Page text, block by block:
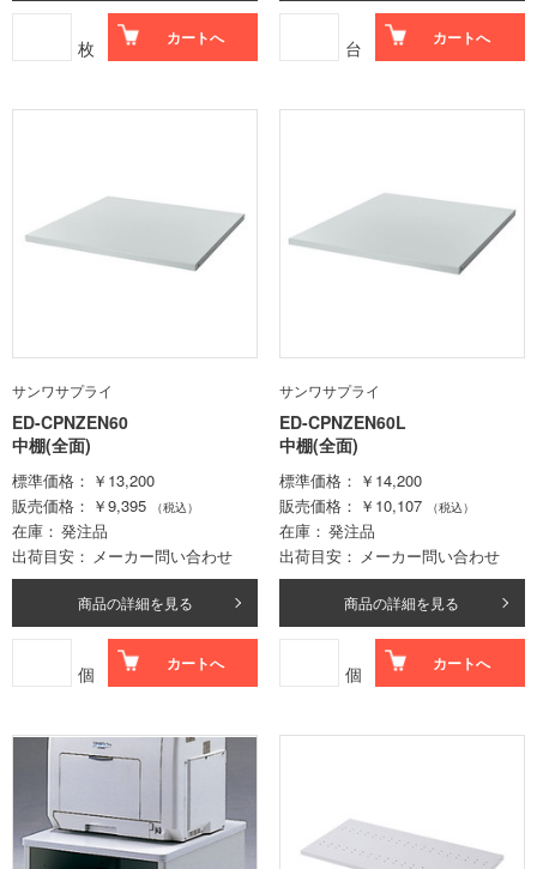
枚 カートへ 台 カートへ
サンワサプライ
ED-CPNZEN60
中棚(全面)
標準価格
￥13,200
販売価格
￥9,395 （税込）
在庫
発注品
出荷目安
メーカー問い合わせ
商品の詳細を見る
個 カートへ
サンワサプライ
ED-CPNZEN60L
中棚(全面)
標準価格
￥14,200
販売価格
￥10,107 （税込）
在庫
発注品
出荷目安
メーカー問い合わせ
商品の詳細を見る
個 カートへ